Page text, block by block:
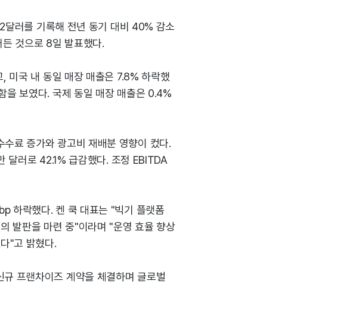
러를 기록해 전년 동기 대비 40% 감소
것으로 8일 발표했다.
미국 내 동일 매장 매출은 7.8% 하락했
을 보였다. 국제 동일 매장 매출은 0.4%
료 증가와 광고비 재배분 영향이 컸다.
러로 42.1% 급감했다. 조정 EBITDA
하락했다. 켄 쿡 대표는 "빅기 플랫폼
발판을 마련 중"이라며 "운영 효율 향상
"고 밝혔다.
프랜차이즈 계약을 체결하며 글로벌